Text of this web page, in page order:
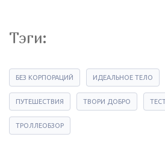
Тэги:
БЕЗ КОРПОРАЦИЙ ИДЕАЛЬНОЕ ТЕЛО
ПУТЕШЕСТВИЯ ТВОРИ ДОБРО
ТРОЛЛЕОБЗОР